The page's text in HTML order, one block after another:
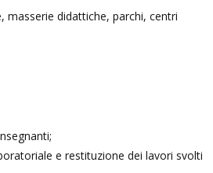
masserie didattiche, parchi, centri
e restituzione dei lavori svolti